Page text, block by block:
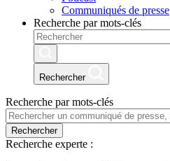
Communiqués de presse
Recherche par mots-clés
Rechercher
Recherche par mots-clés
Rechercher
Recherche experte :